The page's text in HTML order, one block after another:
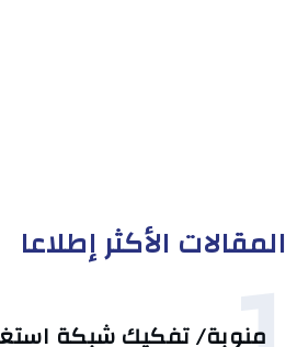
المقالات الأكثر إطلاعا
منوبة/ تفكيك شبكة